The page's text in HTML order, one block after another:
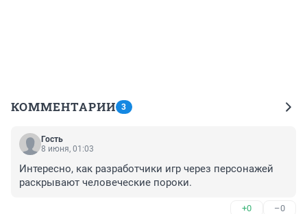
КОММЕНТАРИИ 3
Гость
8 июня, 01:03
Интересно, как разработчики игр через персонажей
раскрывают человеческие пороки.
+0 –0